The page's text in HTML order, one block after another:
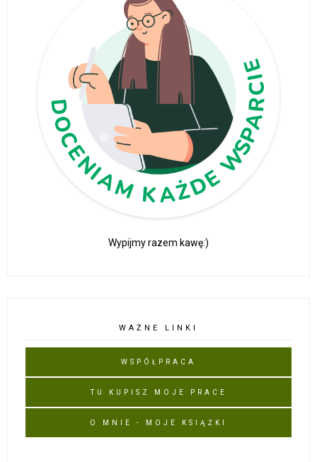
Wypijmy razem kawę:)
WAŻNE LINKI
WSPÓŁPRACA
TU KUPISZ MOJE PRACE
O MNIE - MOJE KSIĄŻKI